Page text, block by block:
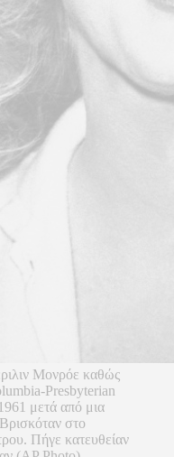
Μονρόε καθώς
Presbyterian
μετά από μια
στο
Πήγε κατευθείαν